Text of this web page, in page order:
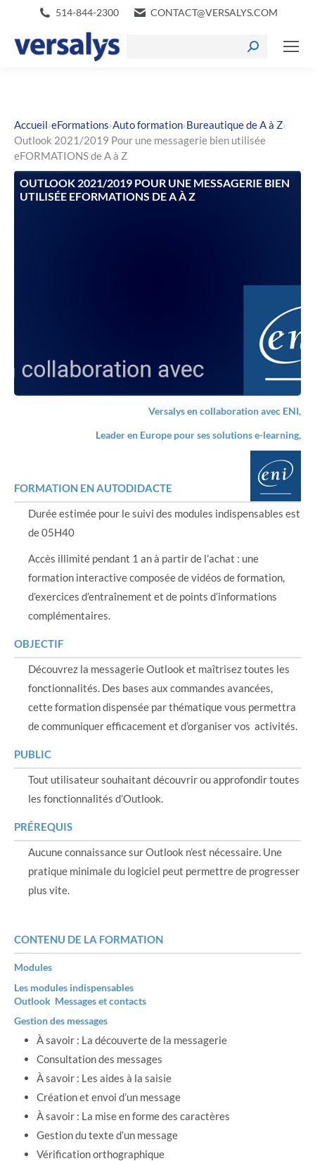
514-844-2300 CONTACT@VERSALYS.COM
Accueil›eFormations›Auto formation›Bureautique de A à Z›
Outlook 2021/2019 Pour une messagerie bien utilisée
eFORMATIONS de A à Z
OUTLOOK 2021/2019 POUR UNE MESSAGERIE BIEN
UTILISÉE EFORMATIONS DE A À Z
Versalys en collaboration avec ENI,
Leader en Europe pour ses solutions e-learning,
FORMATION EN AUTODIDACTE
Durée estimée pour le suivi des modules indispensables est
de 05H40
Accès illimité pendant 1 an à partir de l’achat : une
formation interactive composée de vidéos de formation,
d’exercices d’entraînement et de points d’informations
complémentaires.
OBJECTIF
Découvrez la messagerie Outlook et maîtrisez toutes les
fonctionnalités. Des bases aux commandes avancées,
cette formation dispensée par thématique vous permettra
de communiquer efficacement et d’organiser vos activités.
PUBLIC
Tout utilisateur souhaitant découvrir ou approfondir toutes
les fonctionnalités d’Outlook.
PRÉREQUIS
Aucune connaissance sur Outlook n’est nécessaire. Une
pratique minimale du logiciel peut permettre de progresser
plus vite.
CONTENU DE LA FORMATION
Modules
Les modules indispensables
Outlook Messages et contacts
Gestion des messages
À savoir : La découverte de la messagerie
Consultation des messages
À savoir : Les aides à la saisie
Création et envoi d’un message
À savoir : La mise en forme des caractères
Gestion du texte d’un message
Vérification orthographique